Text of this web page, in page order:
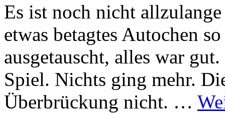
Es ist noch nicht
etwas betagtes Autochen
ausgetauscht, alles war
Spiel. Nichts ging mehr.
Überbrückung nicht. …